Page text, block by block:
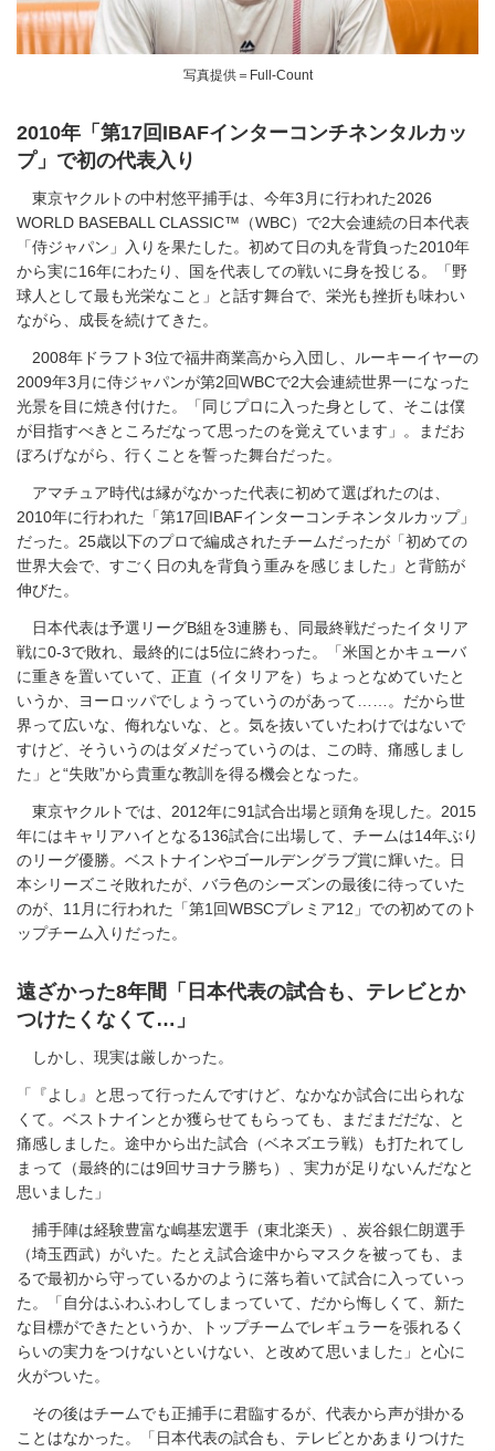
写真提供＝Full-Count
2010年「第17回IBAFインターコンチネンタルカッ
プ」で初の代表入り
東京ヤクルトの中村悠平捕手は、今年3月に行われた2026
WORLD BASEBALL CLASSIC™（WBC）で2大会連続の日本代表
「侍ジャパン」入りを果たした。初めて日の丸を背負った2010年
から実に16年にわたり、国を代表しての戦いに身を投じる。「野
球人として最も光栄なこと」と話す舞台で、栄光も挫折も味わい
ながら、成長を続けてきた。
2008年ドラフト3位で福井商業高から入団し、ルーキーイヤーの
2009年3月に侍ジャパンが第2回WBCで2大会連続世界一になった
光景を目に焼き付けた。「同じプロに入った身として、そこは僕
が目指すべきところだなって思ったのを覚えています」。まだお
ぼろげながら、行くことを誓った舞台だった。
アマチュア時代は縁がなかった代表に初めて選ばれたのは、
2010年に行われた「第17回IBAFインターコンチネンタルカップ」
だった。25歳以下のプロで編成されたチームだったが「初めての
世界大会で、すごく日の丸を背負う重みを感じました」と背筋が
伸びた。
日本代表は予選リーグB組を3連勝も、同最終戦だったイタリア
戦に0-3で敗れ、最終的には5位に終わった。「米国とかキューバ
に重きを置いていて、正直（イタリアを）ちょっとなめていたと
いうか、ヨーロッパでしょうっていうのがあって……。だから世
界って広いな、侮れないな、と。気を抜いていたわけではないで
すけど、そういうのはダメだっていうのは、この時、痛感しまし
た」と“失敗”から貴重な教訓を得る機会となった。
東京ヤクルトでは、2012年に91試合出場と頭角を現した。2015
年にはキャリアハイとなる136試合に出場して、チームは14年ぶり
のリーグ優勝。ベストナインやゴールデングラブ賞に輝いた。日
本シリーズこそ敗れたが、バラ色のシーズンの最後に待っていた
のが、11月に行われた「第1回WBSCプレミア12」での初めてのト
ップチーム入りだった。
遠ざかった8年間「日本代表の試合も、テレビとか
つけたくなくて…」
しかし、現実は厳しかった。
「『よし』と思って行ったんですけど、なかなか試合に出られな
くて。ベストナインとか獲らせてもらっても、まだまだだな、と
痛感しました。途中から出た試合（ベネズエラ戦）も打たれてし
まって（最終的には9回サヨナラ勝ち）、実力が足りないんだなと
思いました」
捕手陣は経験豊富な嶋基宏選手（東北楽天）、炭谷銀仁朗選手
（埼玉西武）がいた。たとえ試合途中からマスクを被っても、ま
るで最初から守っているかのように落ち着いて試合に入っていっ
た。「自分はふわふわしてしまっていて、だから悔しくて、新た
な目標ができたというか、トップチームでレギュラーを張れるく
らいの実力をつけないといけない、と改めて思いました」と心に
火がついた。
その後はチームでも正捕手に君臨するが、代表から声が掛かる
ことはなかった。「日本代表の試合も、テレビとかあまりつけた